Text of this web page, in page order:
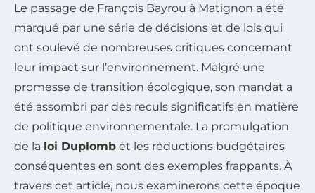
Le passage de François Bayrou à Matignon a été
marqué par une série de décisions et de lois qui
ont soulevé de nombreuses critiques concernant
leur impact sur l’environnement. Malgré une
promesse de transition écologique, son mandat a
été assombri par des reculs significatifs en matière
de politique environnementale. La promulgation
de la loi Duplomb et les réductions budgétaires
conséquentes en sont des exemples frappants. À
travers cet article, nous examinerons cette époque